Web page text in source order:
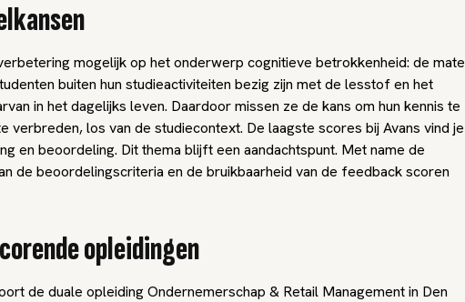
mogelijk op het onderwerp cognitieve betrokkenheid: de mate
buiten hun studieactiviteiten bezig zijn met de lesstof en het
in het dagelijks leven. Daardoor missen ze de kans om hun kennis te
verbreden, los van de studiecontext. De laagste scores bij Avans vind je
en beoordeling. Dit thema blijft een aandachtspunt. Met name de
de beoordelingscriteria en de bruikbaarheid van de feedback scoren
opleidingen
de duale opleiding Ondernemerschap & Retail Management in Den